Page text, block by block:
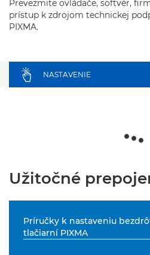
Prevezmite ovládače, softvér,
prístup k zdrojom technickej
PIXMA.
NASTAVENIE
Užitočné
Príručky k nastaveniu
tlačiarní PIXMA